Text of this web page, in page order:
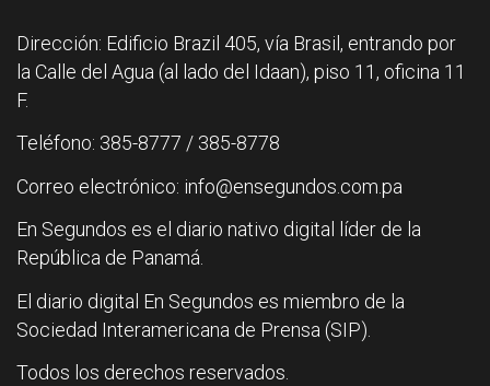
Dirección: Edificio Brazil 405, vía Brasil, entrando por
la Calle del Agua (al lado del Idaan), piso 11, oficina 11
F.
Teléfono: 385-8777 / 385-8778
Correo electrónico: info@ensegundos.com.pa
En Segundos es el diario nativo digital líder de la
República de Panamá.
El diario digital En Segundos es miembro de la
Sociedad Interamericana de Prensa (SIP).
Todos los derechos reservados.